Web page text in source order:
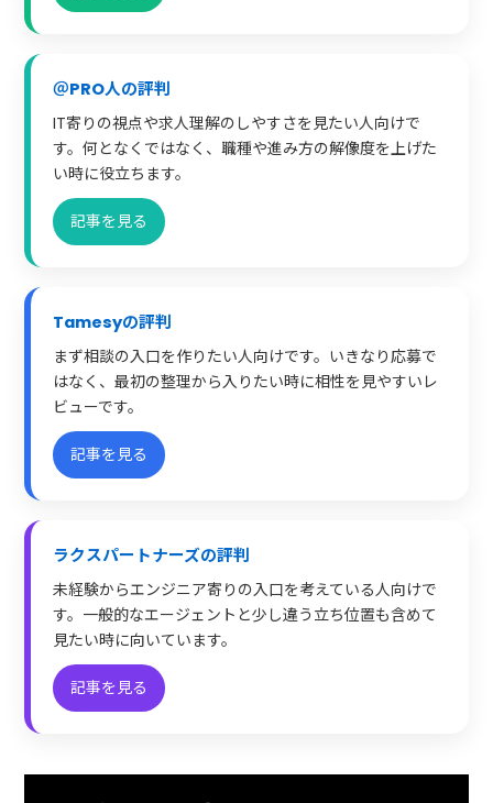
＠PRO人の評判
IT寄りの視点や求人理解のしやすさを見たい人向けで
す。何となくではなく、職種や進み方の解像度を上げた
い時に役立ちます。
記事を見る
Tamesyの評判
まず相談の入口を作りたい人向けです。いきなり応募で
はなく、最初の整理から入りたい時に相性を見やすいレ
ビューです。
記事を見る
ラクスパートナーズの評判
未経験からエンジニア寄りの入口を考えている人向けで
す。一般的なエージェントと少し違う立ち位置も含めて
見たい時に向いています。
記事を見る